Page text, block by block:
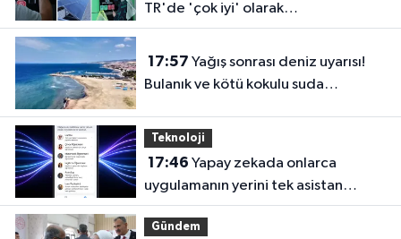
TR'de 'çok iyi' olarak
sertifikalandırıldı
17:57
Bulanık ve kötü kokulu suda
Teknoloji
17:46
uygulamanın yerini tek asistan
alabilir
Gündem